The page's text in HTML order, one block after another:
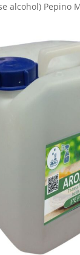
alcohol) Pepino